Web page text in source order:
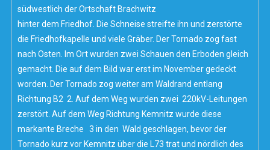
südwestlich der Ortschaft Brachwitz
hinter dem Friedhof. Die Schneise streifte ihn und zerstörte
die Friedhofkapelle und viele Gräber. Der Tornado zog fast
nach Osten. Im Ort wurden zwei Schauen den Erboden gleich
gemacht. Die auf dem Bild war erst im November gedeckt
worden. Der Tornado zog weiter am Waldrand entlang
Richtung B2 2. Auf dem Weg wurden zwei 220kV-Leitungen
zerstört. Auf dem Weg Richtung Kemnitz wurde diese
markante Breche 3 in den Wald geschlagen, bevor der
Tornado kurz vor Kemnitz über die L73 trat und nördlich des